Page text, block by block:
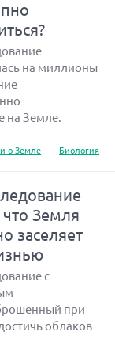
на миллионы
на Земле.
о Земле Биология
Земля
заселяет
с
при
облаков